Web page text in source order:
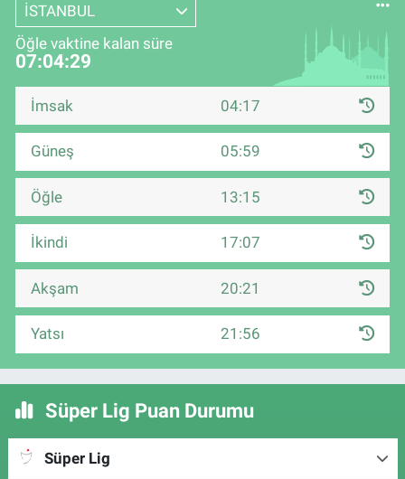
İSTANBUL
Öğle vaktine kalan süre
07:04:28
İmsak 04:17
Güneş 05:59
Öğle 13:15
İkindi 17:07
Akşam 20:21
Yatsı 21:56
Süper Lig Puan Durumu
Süper Lig